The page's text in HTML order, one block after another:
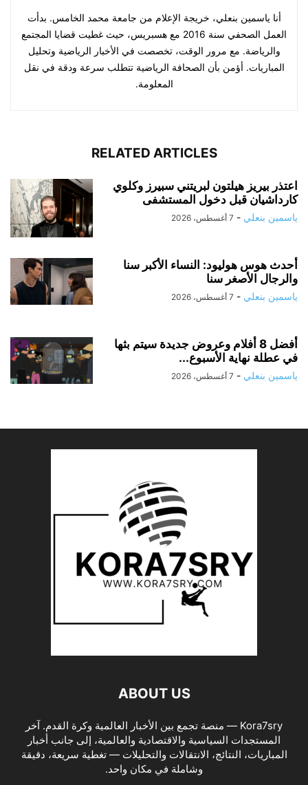
أنا ياسمين بنعلي، خريجة الإعلام من جامعة محمد الخامس. بدأت
العمل الصحفي سنة 2016 مع هسبريس، حيث غطيت قضايا المجتمع
والرياضة. مع مرور الوقت، تخصصت في الأخبار الرياضية وتحليل
المباريات. أؤمن بأن الصحافة الرياضية تتطلب سرعة ودقة في نقل
المعلومة.
RELATED ARTICLES
اعتذر بيريز هيلتون لبريتني سبيرز وكلوي
كارداشيان قبل دخول المستشفى
ياسمين بنعلي - 7 أغسطس، 2026
أحدث هوس هوليود: النساء الأكبر سنا
والرجال الأصغر سنا
ياسمين بنعلي - 7 أغسطس، 2026
أفضل 8 أفلام وعروض جديدة سيتم بثها
في عطلة نهاية الأسبوع...
ياسمين بنعلي - 7 أغسطس، 2026
ABOUT US
Kora7sry — منصة تجمع بين الأخبار العالمية وكرة القدم. آخر
المستجدات السياسية والاقتصادية والعالمية، إلى جانب أخبار
المباريات، النتائج، الانتقالات والتحليلات — تغطية سريعة، دقيقة
وشاملة في مكان واحد.